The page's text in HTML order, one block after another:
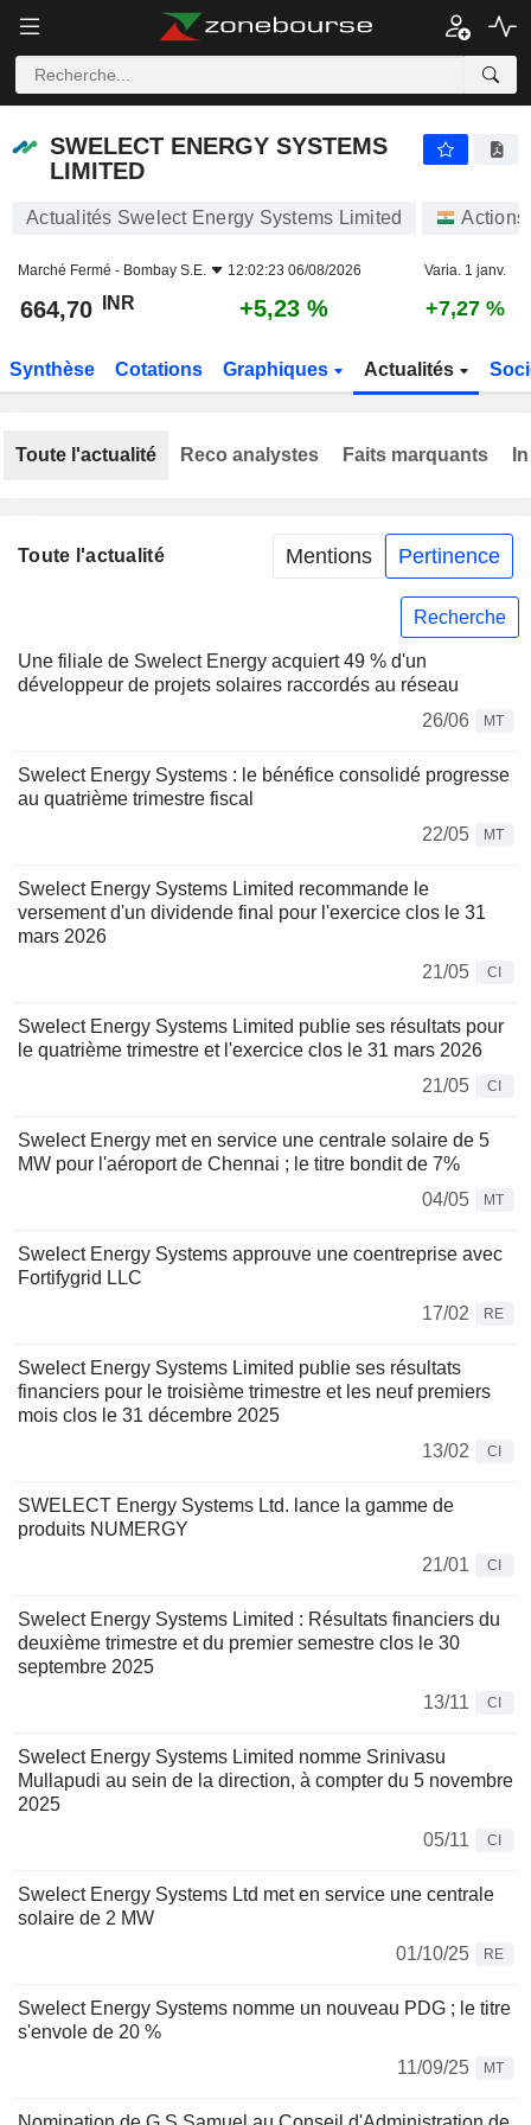
SWELECT ENERGY SYSTEMS
LIMITED
Actualités Swelect Energy Systems Limited Actions
Marché Fermé - Bombay S.E. 12:02:23 06/08/2026 Varia. 1 janv.
664,70 INR +5,23 % +7,27 %
Synthèse Cotations Graphiques Actualités
Toute l'actualité Mentions Pertinence
Recherche
Une filiale de Swelect Energy acquiert 49 % d'un
développeur de projets solaires raccordés au réseau
26/06
MT
Swelect Energy Systems : le bénéfice consolidé progresse
au quatrième trimestre fiscal
22/05
MT
Swelect Energy Systems Limited recommande le
versement d'un dividende final pour l'exercice clos le 31
mars 2026
21/05
CI
Swelect Energy Systems Limited publie ses résultats pour
le quatrième trimestre et l'exercice clos le 31 mars 2026
21/05
CI
Swelect Energy met en service une centrale solaire de 5
MW pour l'aéroport de Chennai ; le titre bondit de 7%
04/05
MT
Swelect Energy Systems approuve une coentreprise avec
Fortifygrid LLC
17/02
RE
Swelect Energy Systems Limited publie ses résultats
financiers pour le troisième trimestre et les neuf premiers
mois clos le 31 décembre 2025
13/02
CI
SWELECT Energy Systems Ltd. lance la gamme de
produits NUMERGY
21/01
CI
Swelect Energy Systems Limited : Résultats financiers du
deuxième trimestre et du premier semestre clos le 30
septembre 2025
13/11
CI
Swelect Energy Systems Limited nomme Srinivasu
Mullapudi au sein de la direction, à compter du 5 novembre
2025
05/11
CI
Swelect Energy Systems Ltd met en service une centrale
solaire de 2 MW
01/10/25
RE
Swelect Energy Systems nomme un nouveau PDG ; le titre
s'envole de 20 %
11/09/25
MT
Toute l'actualité Reco analystes Faits marquants